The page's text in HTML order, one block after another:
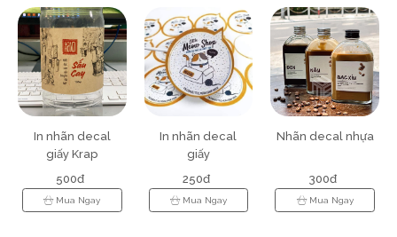
In nhãn decal
giấy Krap
500đ
Mua Ngay
In nhãn decal
giấy
250đ
Mua Ngay
Nhãn decal nhựa
300đ
Mua Ngay